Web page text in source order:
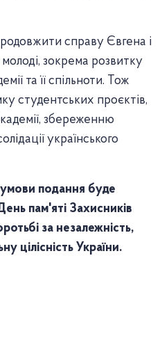
справу Євгена і
зокрема розвитку
та її спільноти. Тож
студентських проєктів,
збереженню
українського
подання буде
пам'яті Захисників
за незалежність,
цілісність України.